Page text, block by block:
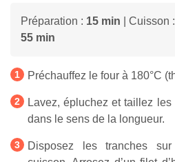
Préparation : 15 min | Cuisson :
55 min
Préchauffez le four à 180°C
Lavez, épluchez et taillez
dans le sens de la longueur.
Disposez les tranches